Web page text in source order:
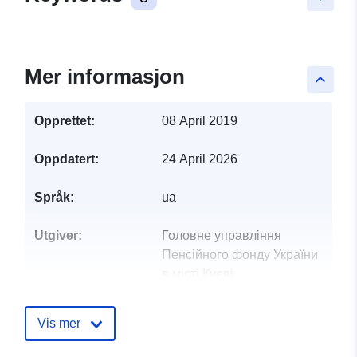
keyboard_arrow_up
Mer informasjon
Opprettet: 08 April 2019
Oppdatert: 24 April 2026
Språk: ua
Utgiver:
Головне управління
Пенсійного фонду України
Kontaktpunkter:
Vis mer